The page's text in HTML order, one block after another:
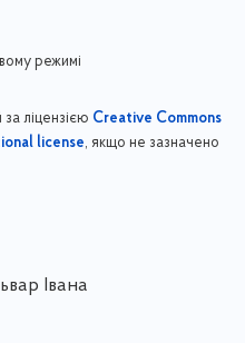
режимі
ліцензією Creative Commons
license, якщо не зазначено
Івана